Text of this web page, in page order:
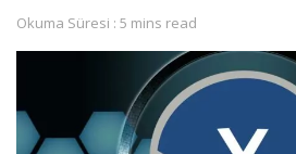
Okuma Süresi : 5 mins read